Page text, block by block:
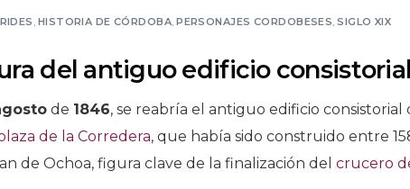
HISTORIA DE CÓRDOBA ,PERSONAJES CORDOBESES ,SIGLO XIX
del antiguo edificio consistorial
de 1846, se reabría el antiguo edificio
de la Corredera, que había sido construido entre
de Ochoa, figura clave de la finalización delcrucero